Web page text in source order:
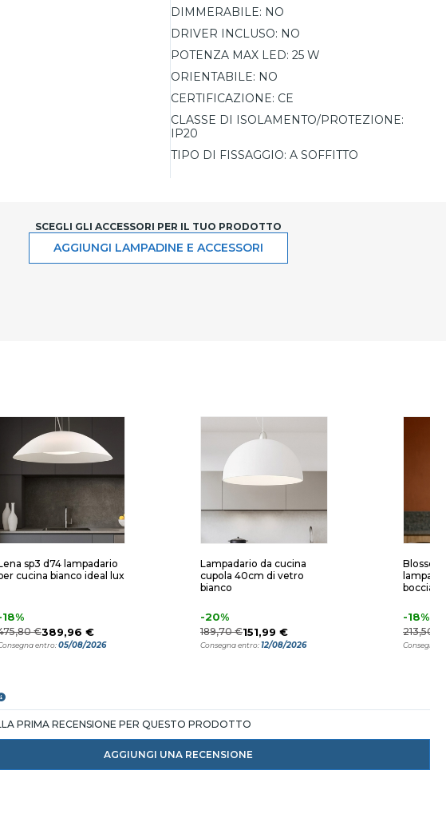
DIMMERABILE: NO
DRIVER INCLUSO: NO
POTENZA MAX LED: 25 W
ORIENTABILE: NO
CERTIFICAZIONE: CE
CLASSE DI ISOLAMENTO/PROTEZIONE:
IP20
TIPO DI FISSAGGIO: A SOFFITTO
SCEGLI GLI ACCESSORI PER IL TUO PRODOTTO
AGGIUNGI LAMPADINE E ACCESSORI
sp3 d74 lampadario
cucina bianco ideal lux
18%
€389,96 €
entro:05/08/2026
Lampadario da cucina
cupola 40cm di vetro
bianco
-20%
189,70 €151,99 €
Consegna entro:12/08/2026
Blossom
boccia
-18%
213,50 €
Consegna
PRIMA RECENSIONE PER QUESTO PRODOTTO
AGGIUNGI UNA RECENSIONE